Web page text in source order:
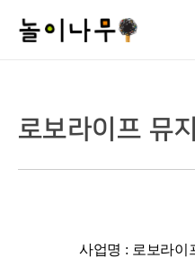
로보라이프 뮤
사업명 : 로보라이